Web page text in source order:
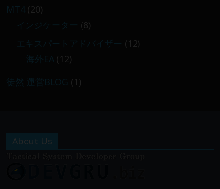
MT4(20)
インジケーター (8)
エキスパートアドバイザー (12)
海外EA (12)
徒然 運営BLOG (1)
About Us